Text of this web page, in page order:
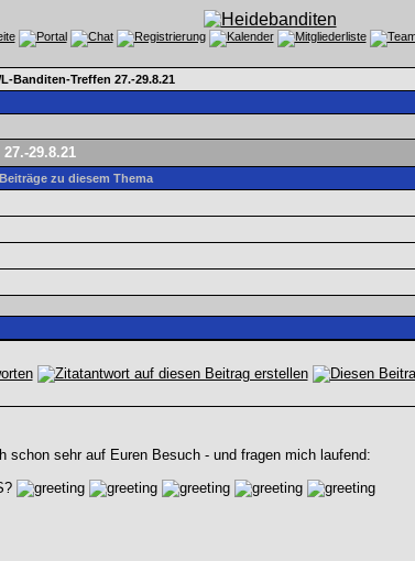
Banditen-Treffen 27.-29.8.21
29.8.21
Beiträge zu diesem Thema
schon sehr auf Euren Besuch - und fragen mich laufend: